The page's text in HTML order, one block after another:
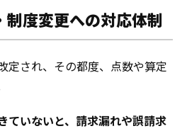
度変更への対応体制
定され、その都度、点数や算定
ていないと、請求漏れや誤請求